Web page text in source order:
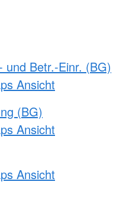
und Betr.-Einr. (BG)
Ansicht
(BG)
Ansicht
Ansicht